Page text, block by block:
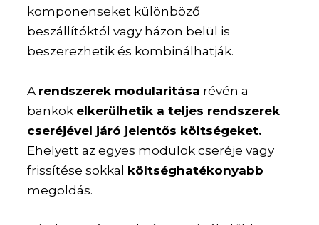
komponenseket különböző
beszállítóktól vagy házon belül is
beszerezhetik és kombinálhatják.
A rendszerek modularitása révén a
bankok elkerülhetik a teljes rendszerek
cseréjével járó jelentős költségeket.
Ehelyett az egyes modulok cseréje vagy
frissítése sokkal költséghatékonyabb
megoldás.